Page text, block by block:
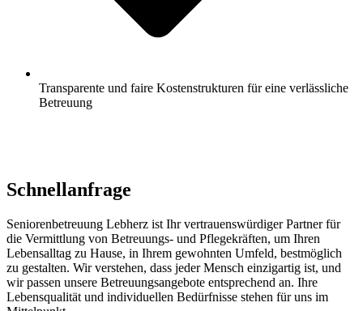
Transparente und faire Kostenstrukturen für eine verlässliche
Betreuung
Schnell­anfrage
Seniorenbetreuung Lebherz ist Ihr vertrauenswürdiger Partner für
die Vermittlung von Betreuungs- und Pflegekräften, um Ihren
Lebensalltag zu Hause, in Ihrem gewohnten Umfeld, bestmöglich
zu gestalten. Wir verstehen, dass jeder Mensch einzigartig ist, und
wir passen unsere Betreuungsangebote entsprechend an. Ihre
Lebensqualität und individuellen Bedürfnisse stehen für uns im